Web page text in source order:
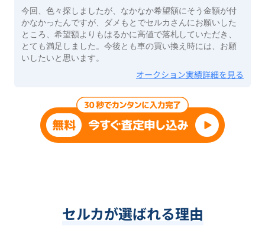
今回、色々探しましたが、なかなか希望額にそう金額が付
かなかったんですが、ダメもとでセルカさんにお願いした
ところ、希望額よりもはるかに高値で落札していただき、
とても満足しました。今後とも車の買い換え時には、お願
いしたいと思います。
オークション実績詳細を見る
セルカが選ばれる理由